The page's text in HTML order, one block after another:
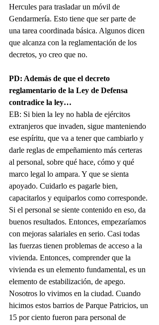
Hercules para trasladar un móvil de
Gendarmería. Esto tiene que ser parte de
una tarea coordinada básica. Algunos dicen
que alcanza con la reglamentación de los
decretos, yo creo que no.
PD: Además de que el decreto
reglamentario de la Ley de Defensa
contradice la ley…
EB: Si bien la ley no habla de ejércitos
extranjeros que invaden, sigue manteniendo
ese espíritu, que va a tener que cambiarlo y
darle reglas de empeñamiento más certeras
al personal, sobre qué hace, cómo y qué
marco legal lo ampara. Y que se sienta
apoyado. Cuidarlo es pagarle bien,
capacitarlos y equiparlos como corresponde.
Si el personal se siente contenido en eso, da
buenos resultados. Entonces, empezaríamos
con mejoras salariales en serio. Casi todas
las fuerzas tienen problemas de acceso a la
vivienda. Entonces, comprender que la
vivienda es un elemento fundamental, es un
elemento de estabilización, de apego.
Nosotros lo vivimos en la ciudad. Cuando
hicimos estos barrios de Parque Patricios, un
15 por ciento fueron para personal de